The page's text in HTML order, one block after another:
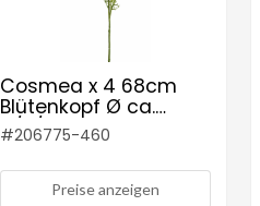
Cosmea x 4 68cm
Blütenkopf Ø ca.
4/8/11cm Farbe:
azalee
#206775-460
Preise anzeigen